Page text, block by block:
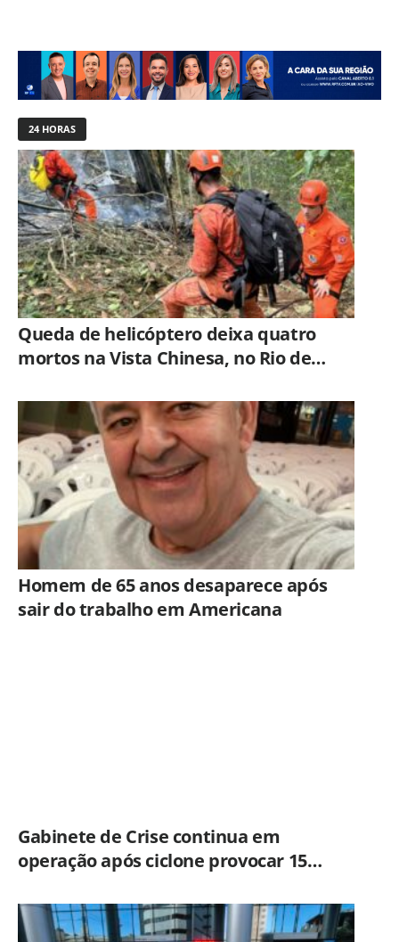
24 HORAS
Queda de helicóptero deixa quatro
mortos na Vista Chinesa, no Rio de
Homem de 65 anos desaparece após
sair do trabalho em Americana
Gabinete de Crise continua em
operação após ciclone provocar 15